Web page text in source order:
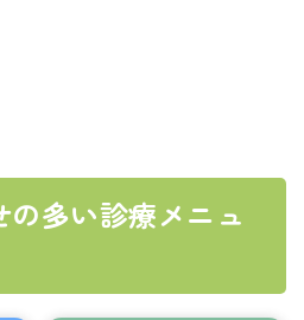
の多い診療メニュ